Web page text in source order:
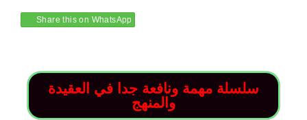
Share this on WhatsApp
سلسلة مهمة ونافعة جدا في العقيدة
والمنهج